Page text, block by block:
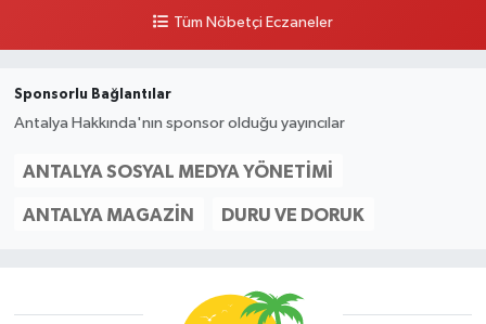
Tüm Nöbetçi Eczaneler
Sponsorlu Bağlantılar
Antalya Hakkında'nın sponsor olduğu yayıncılar
ANTALYA SOSYAL MEDYA YÖNETIMI
ANTALYA MAGAZIN DURU VE DORUK